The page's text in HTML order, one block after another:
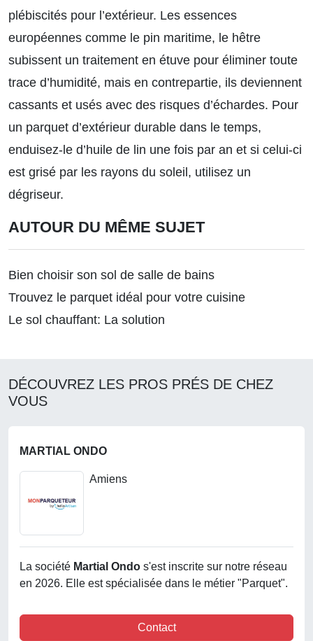
plébiscités pour l’extérieur. Les essences
européennes comme le pin maritime, le hêtre
subissent un traitement en étuve pour éliminer toute
trace d’humidité, mais en contrepartie, ils deviennent
cassants et usés avec des risques d’échardes. Pour
un parquet d’extérieur durable dans le temps,
enduisez-le d’huile de lin une fois par an et si celui-ci
est grisé par les rayons du soleil, utilisez un
dégriseur.
AUTOUR DU MÊME SUJET
Bien choisir son sol de salle de bains
Trouvez le parquet idéal pour votre cuisine
Le sol chauffant: La solution
DÉCOUVREZ LES PROS PRÉS DE CHEZ
VOUS
MARTIAL ONDO
Amiens
La société Martial Ondo s'est inscrite sur notre réseau
en 2026. Elle est spécialisée dans le métier "Parquet".
Contact